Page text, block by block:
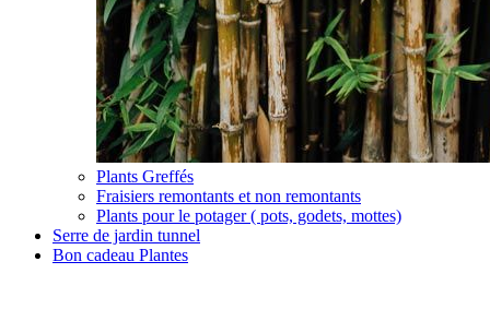
Plants Greffés
Fraisiers remontants et non remontants
Plants pour le potager ( pots, godets, mottes)
Serre de jardin tunnel
Bon cadeau Plantes